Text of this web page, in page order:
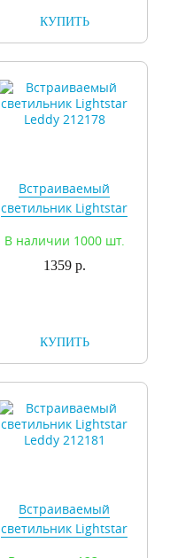
КУПИТЬ
Встраиваемый
светильник Lightstar
В наличии 1000 шт.
1359 р.
КУПИТЬ
Встраиваемый
светильник Lightstar